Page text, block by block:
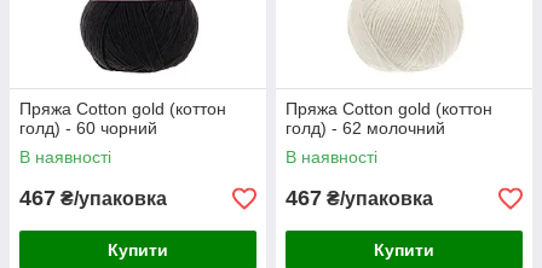
Пряжа Cotton gold (коттон
голд) - 60 чорний
В наявності
467 ₴/упаковка
Купити
Пряжа Cotton gold (коттон
голд) - 62 молочний
В наявності
467 ₴/упаковка
Купити